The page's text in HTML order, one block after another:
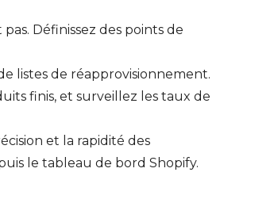
Définissez des points de
listes de réapprovisionnement.
finis, et surveillez les taux de
et la rapidité des
le tableau de bord Shopify.